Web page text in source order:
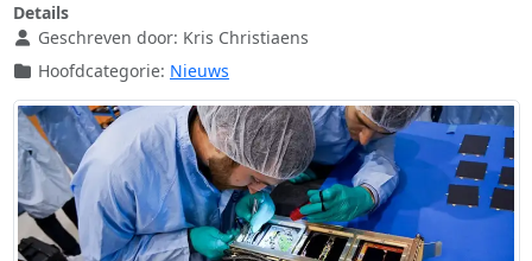
Details
Geschreven door: Kris Christiaens
Hoofdcategorie: Nieuws